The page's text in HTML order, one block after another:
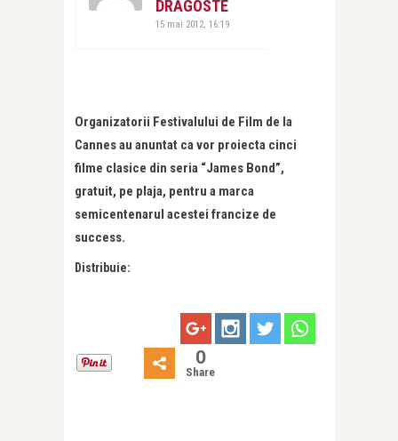
DRAGOSTE
15 mai 2012, 16:19
Organizatorii Festivalului de Film de la
Cannes au anuntat ca vor proiecta cinci
filme clasice din seria “James Bond”,
gratuit, pe plaja, pentru a marca
semicentenarul acestei francize de
success.
Distribuie:
0
Share